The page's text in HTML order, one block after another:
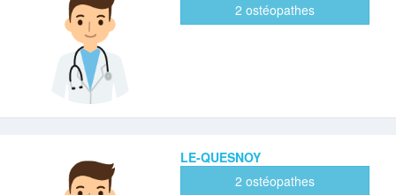
2 ostéopathes
LE-QUESNOY
2 ostéopathes